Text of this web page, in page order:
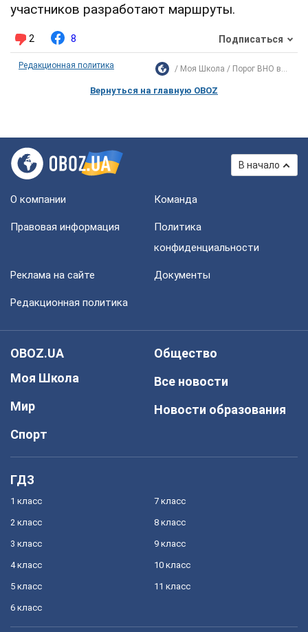
участников разработают маршруты.
2 8 Подписаться
Редакционная политика Моя Школа Порог ВНО в...
Вернуться на главную OBOZ
В начало
О компании Команда
Правовая информация
Политика
конфиденциальности
Реклама на сайте Документы
Редакционная политика
OBOZ.UA
Моя Школа
Мир
Спорт
Общество
Все новости
Новости образования
ГДЗ
1 класс
2 класс
3 класс
4 класс
5 класс
6 класс
7 класс
8 класс
9 класс
10 класс
11 класс